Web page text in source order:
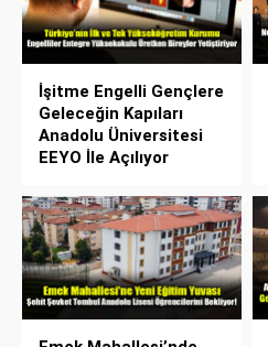
İşitme Engelli Gençlere
Geleceğin Kapıları
Anadolu Üniversitesi
EEYO İle Açılıyor